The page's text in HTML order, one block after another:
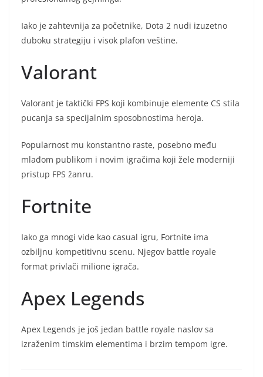
Iako je zahtevnija za početnike, Dota 2 nudi izuzetno
duboku strategiju i visok plafon veštine.
Valorant
Valorant je taktički FPS koji kombinuje elemente CS stila
pucanja sa specijalnim sposobnostima heroja.
Popularnost mu konstantno raste, posebno među
mlađom publikom i novim igračima koji žele moderniji
pristup FPS žanru.
Fortnite
Iako ga mnogi vide kao casual igru, Fortnite ima
ozbiljnu kompetitivnu scenu. Njegov battle royale
format privlači milione igrača.
Apex Legends
Apex Legends je još jedan battle royale naslov sa
izraženim timskim elementima i brzim tempom igre.